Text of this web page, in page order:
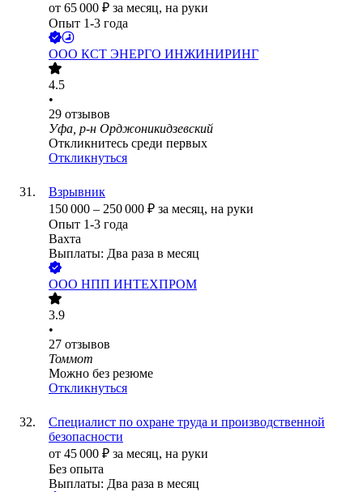
от 65 000 ₽ за месяц, на руки
Опыт 1-3 года
ООО КСТ ЭНЕРГО ИНЖИНИРИНГ
4.5
•
29 отзывов
Уфа, р-н Орджоникидзевский
Откликнитесь среди первых
Откликнуться
Взрывник
150 000 – 250 000 ₽ за месяц, на руки
Опыт 1-3 года
Вахта
Выплаты: Два раза в месяц
ООО НПП ИНТЕХПРОМ
3.9
•
27 отзывов
Томмот
Можно без резюме
Откликнуться
Специалист по охране труда и производственной
безопасности
от 45 000 ₽ за месяц, на руки
Без опыта
Выплаты: Два раза в месяц